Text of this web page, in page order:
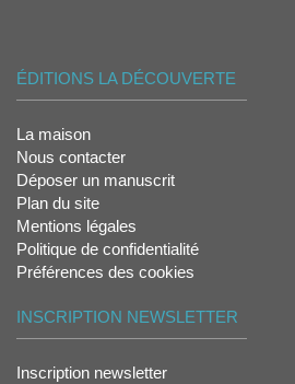
ÉDITIONS LA DÉCOUVERTE
La maison
Nous contacter
Déposer un manuscrit
Plan du site
Mentions légales
Politique de confidentialité
Préférences des cookies
INSCRIPTION NEWSLETTER
Inscription newsletter